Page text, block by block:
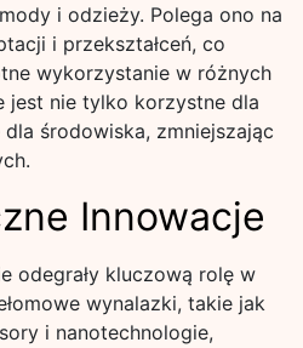
i odzieży. Polega ono na
i przekształceń, co
wykorzystanie w różnych
jest nie tylko korzystne dla
środowiska, zmniejszając
Innowacje
odegrały kluczową rolę w
wynalazki, takie jak
i nanotechnologie,